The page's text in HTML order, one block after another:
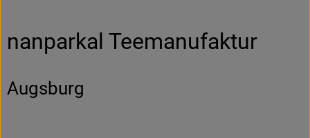
Frisches
nanparkal Teemanufaktur
Augsburg